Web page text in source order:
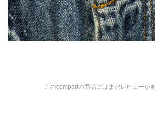
このcompartの商品にはまだレビューが